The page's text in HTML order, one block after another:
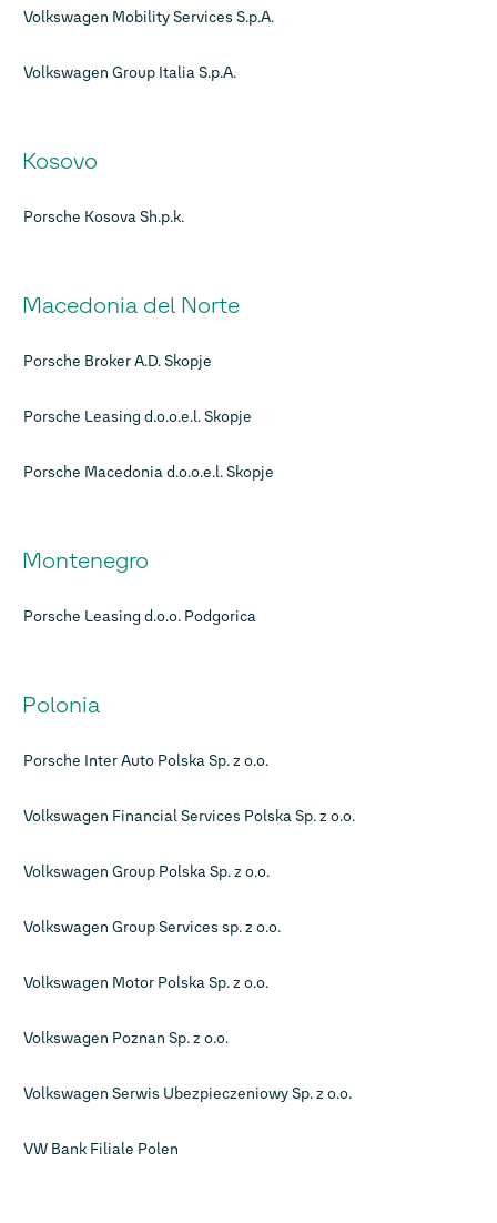
Volkswagen Mobility Services S.p.A.
Volkswagen Group Italia S.p.A.
Kosovo
Porsche Kosova Sh.p.k.
Macedonia del Norte
Porsche Broker A.D. Skopje
Porsche Leasing d.o.o.e.l. Skopje
Porsche Macedonia d.o.o.e.l. Skopje
Montenegro
Porsche Leasing d.o.o. Podgorica
Polonia
Porsche Inter Auto Polska Sp. z o.o.
Volkswagen Financial Services Polska Sp. z o.o.
Volkswagen Group Polska Sp. z o.o.
Volkswagen Group Services sp. z o.o.
Volkswagen Motor Polska Sp. z o.o.
Volkswagen Poznan Sp. z o.o.
Volkswagen Serwis Ubezpieczeniowy Sp. z o.o.
VW Bank Filiale Polen